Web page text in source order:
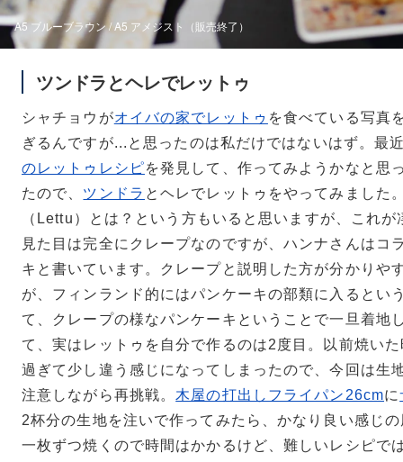
A5 ブルーブラウン / A5 アメジスト（販売終了）
ツンドラとヘレでレットゥ
シャチョウがオイバの家でレットゥ を食べている写真
ぎるんですが...と思ったのは私だけではないはず。最
のレットゥレシピを発見して、作ってみようかなと思
たので、 ツンドラ とヘレでレットゥをやってみました
（Lettu）とは？という方もいると思いますが、これ
見た目は完全にクレープなのですが、ハンナさんはコ
キと書いています。クレープと説明した方が分かりや
が、フィンランド的にはパンケーキの部類に入るとい
て、クレープの様なパンケーキということで一旦着地
て、実はレットゥを自分で作るのは2度目。以前焼い
過ぎて少し違う感じになってしまったので、今回は生
注意しながら再挑戦。 木屋の打出しフライパン26cmに
2杯分の生地を注いで作ってみたら、かなり良い感じ
一枚ずつ焼くので時間はかかるけど、難しいレシピで